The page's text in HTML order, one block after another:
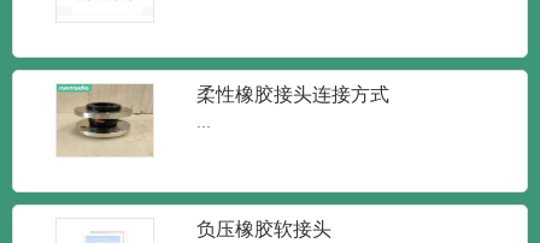
柔性橡胶接头连接方式
...
负压橡胶软接头
润泰达-橡胶接头单球体弹性橡胶软接
胶接头又叫做橡胶管软接...